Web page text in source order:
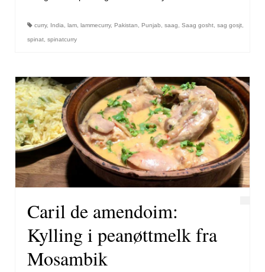
curry, India, lam, lammecurry, Pakistan, Punjab, saag, Saag gosht, sag gosjt,
spinat, spinatcurry
Caril de amendoim:
Kylling i peanøttmelk fra
Mosambik